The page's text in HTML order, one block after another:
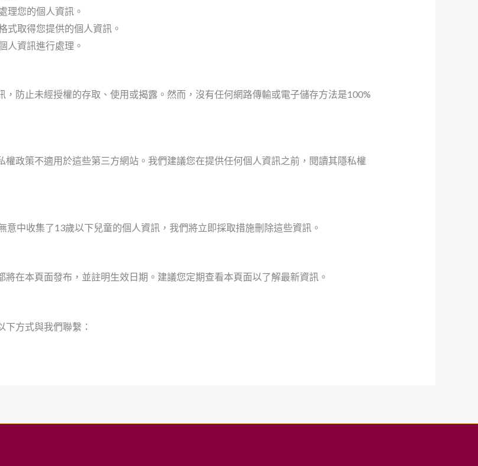
理您的個人資訊。
式取得您提供的個人資訊。
人資訊進行處理。
防止未經授權的存取、使用或揭露。然而，沒有任何網路傳輸或電子儲存方法是100%
政策不適用於這些第三方網站。我們建議您在提供任何個人資訊之前，閱讀其隱私權
中收集了13歲以下兒童的個人資訊，我們將立即採取措施刪除這些資訊。
在本頁面發布，並註明生效日期。建議您定期查看本頁面以了解最新資訊。
方式與我們聯繫：